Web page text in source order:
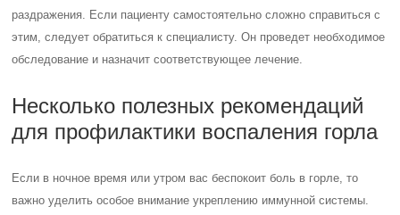
раздражения. Если пациенту самостоятельно сложно справиться с
этим, следует обратиться к специалисту. Он проведет необходимое
обследование и назначит соответствующее лечение.
Несколько полезных рекомендаций
для профилактики воспаления горла
Если в ночное время или утром вас беспокоит боль в горле, то
важно уделить особое внимание укреплению иммунной системы.